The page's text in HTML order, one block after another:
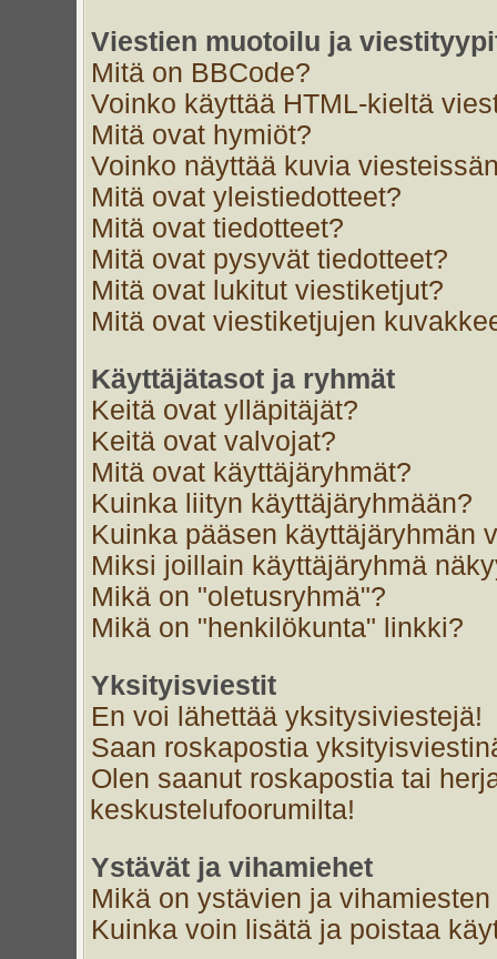
Viestien muotoilu ja
Mitä on BBCode?
Voinko käyttää HTML-kieltä
Mitä ovat hymiöt?
Voinko näyttää kuvia
Mitä ovat yleistiedotteet?
Mitä ovat tiedotteet?
Mitä ovat pysyvät tiedotteet?
Mitä ovat lukitut viestiketjut?
Mitä ovat viestiketjujen
Käyttäjätasot ja ryhmät
Keitä ovat ylläpitäjät?
Keitä ovat valvojat?
Mitä ovat käyttäjäryhmät?
Kuinka liityn käyttäjäryhmään?
Kuinka pääsen käyttäjäryhmän
Miksi joillain käyttäjäryhmä
Mikä on "oletusryhmä"?
Mikä on "henkilökunta" linkki?
Yksityisviestit
En voi lähettää yksitysiviestejä!
Saan roskapostia
Olen saanut roskapostia tai
keskustelufoorumilta!
Ystävät ja vihamiehet
Mikä on ystävien ja
Kuinka voin lisätä ja poistaa